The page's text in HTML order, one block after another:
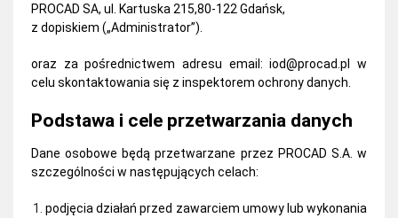
PROCAD SA, ul.
Kartuska 215,80-122 Gdańsk,
z dopiskiem („Administrator”).
oraz za pośrednictwem adresu email:iod@procad.pl
w
celu skontaktowania się z inspektorem ochrony danych.
Podstawa i cele przetwarzania danych
Dane osobowe będą przetwarzane przez PROCAD S.A. w
szczególności w następujących celach:
podjęcia działań przed zawarciem umowy lub wykonania